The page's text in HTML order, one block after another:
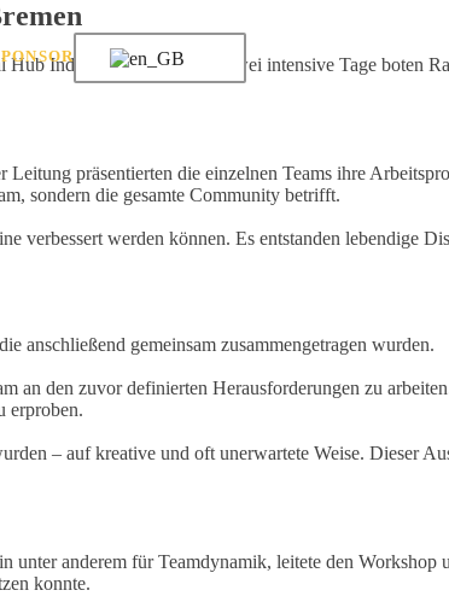
Industry Bremen statt. Zwei intensive Tage boten
präsentierten die einzelnen Teams ihre
sondern die gesamte Community betrifft.
verbessert werden können. Es entstanden lebendige
anschließend gemeinsam zusammengetragen wurden.
den zuvor definierten Herausforderungen zu
erproben.
– auf kreative und oft unerwartete Weise. Dieser
anderem für Teamdynamik, leitete den Workshop
konnte.